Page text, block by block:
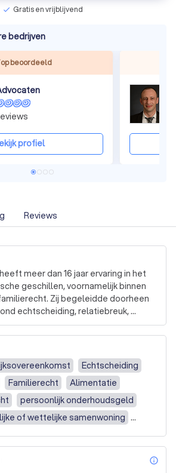
check Gratis en vrijblijvend
bedrijven
beoordeeld
profiel
Reviews
meer dan 16 jaar ervaring in het
geschillen, voornamelijk binnen
Zij begeleidde doorheen
echtscheiding, relatiebreuk,
en omgangsregelingen,
nalatenschap kwesties en
waarin juridische duidelijkheid
in hand moeten gaan.
niet alleen erkend bemiddelaar in
beschikt daarnaast nog over een
hetwelk voor een bemiddelaar een
is. Niet elke bemiddelaar beschikt
achtergrond.
niet alleen luistert en verbindt, maar
Echtscheiding
Familierecht
Alimentatie
persoonlijk onderhoudsgeld
of wettelijke samenwoning
na echtscheiding